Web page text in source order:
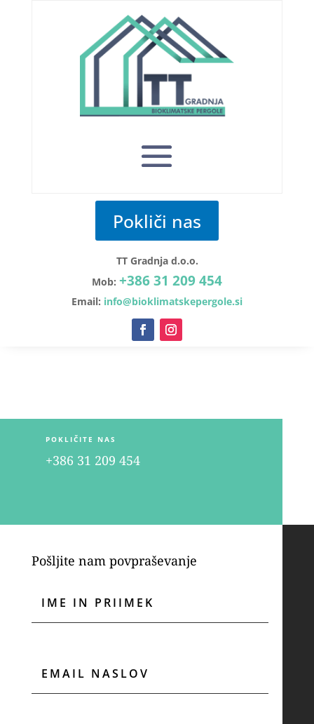
Pokliči nas
TT Gradnja d.o.o.
Mob: +386 31 209 454
Email: info@bioklimatskepergole.si
POKLIČITE NAS
+386 31 209 454
Pošljite nam povpraševanje